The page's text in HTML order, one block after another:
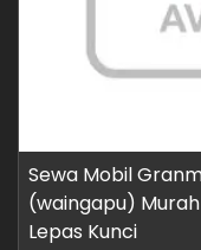
Sewa Mobil
(waingapu)
Lepas Kunci